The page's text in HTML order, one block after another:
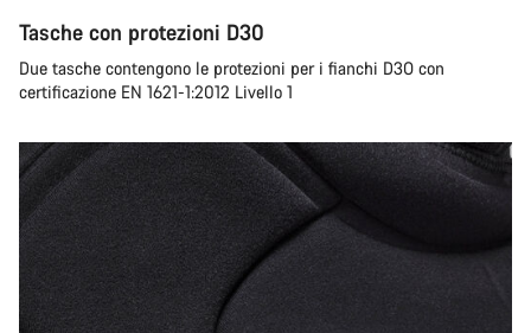
Tasche con protezioni D30
Due tasche contengono le protezioni per i fianchi D3O con
certificazione EN 1621-1:2012 Livello 1